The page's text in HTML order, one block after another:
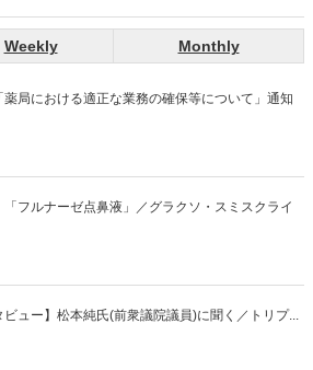
Weekly Monthly
薬局における適正な業務の確保等について」通知
「フルナーゼ点鼻液」／グラクソ・スミスクライ
ビュー】松本純氏(前衆議院議員)に聞く／トリプ...